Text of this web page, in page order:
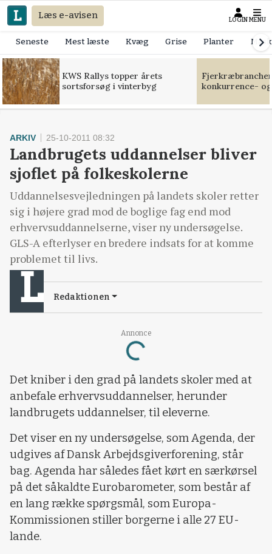
Læs e-avisen LOGIN MENU
Seneste Mest læste Kvæg Grise Planter
KWS Rallys topper årets
sortsforsøg i vinterbyg
konkurrence-
Annonce
Loading...
ARKIV 25-10-2011 08:32
Landbrugets uddannelser bliver
sjoflet på folkeskolerne
Uddannelsesvejledningen på landets skoler retter
sig i højere grad mod de boglige fag end mod
erhvervsuddannelserne, viser ny undersøgelse.
GLS-A efterlyser en bredere indsats for at komme
problemet til livs.
Redaktionen
Det kniber i den grad på landets skoler med at
anbefale erhvervsuddannelser, herunder
landbrugets uddannelser, til eleverne.
Det viser en ny undersøgelse, som Agenda, der
udgives af Dansk Arbejdsgiverforening, står
bag. Agenda har således fået kørt en særkørsel
på det såkaldte Eurobarometer, som består af
en lang række spørgsmål, som Europa-
Kommissionen stiller borgerne i alle 27 EU-
lande.